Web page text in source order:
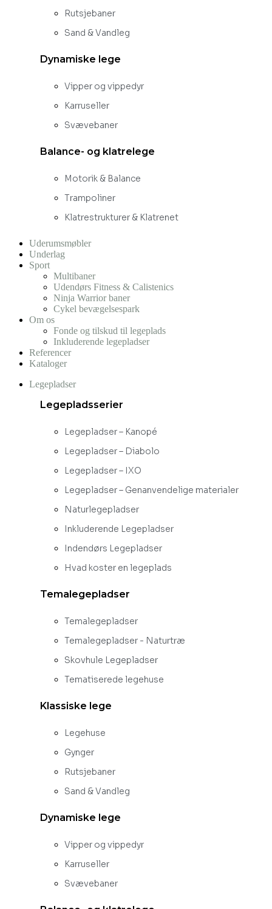
Rutsjebaner
Sand & Vandleg
Dynamiske lege
Vipper og vippedyr
Karruseller
Svævebaner
Balance- og klatrelege
Motorik & Balance
Trampoliner
Klatrestrukturer & Klatrenet
Uderumsmøbler
Underlag
Sport
Multibaner
Udendørs Fitness & Calistenics
Ninja Warrior baner
Cykel bevægelsespark
Om os
Fonde og tilskud til legeplads
Inkluderende legepladser
Referencer
Kataloger
Legepladser
Legepladsserier
Legepladser – Kanopé
Legepladser – Diabolo
Legepladser – IXO
Legepladser – Genanvendelige materialer
Naturlegepladser
Inkluderende Legepladser
Indendørs Legepladser
Hvad koster en legeplads
Temalegepladser
Temalegepladser
Temalegepladser - Naturtræ
Skovhule Legepladser
Tematiserede legehuse
Klassiske lege
Legehuse
Gynger
Rutsjebaner
Sand & Vandleg
Dynamiske lege
Vipper og vippedyr
Karruseller
Svævebaner